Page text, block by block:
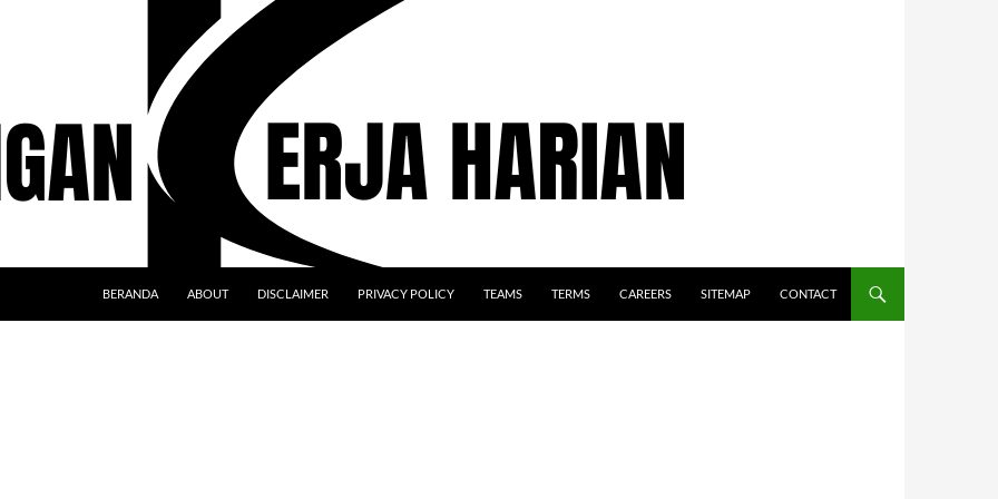
BERANDA ABOUT DISCLAIMER PRIVACY POLICY TEAMS TERMS CAREERS SITEMAP CONTACT